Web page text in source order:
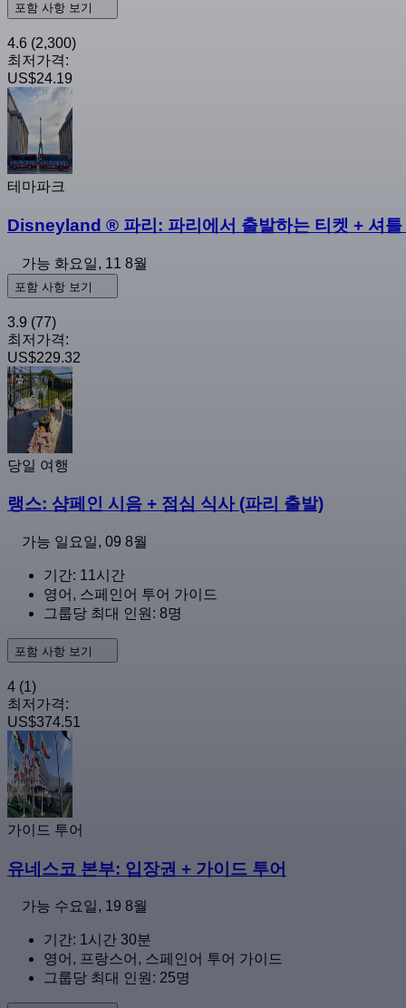
포함 사항 보기
4.6 (2,300)
최저가격:
US$24.19
테마파크
Disneyland ® 파리: 파리에서 출발하는 티켓 + 셔틀
가능 화요일, 11 8월
포함 사항 보기
3.9 (77)
최저가격:
US$229.32
당일 여행
랭스: 샴페인 시음 + 점심 식사 (파리 출발)
가능 일요일, 09 8월
기간: 11시간
영어, 스페인어 투어 가이드
그룹당 최대 인원: 8명
포함 사항 보기
4 (1)
최저가격:
US$374.51
가이드 투어
유네스코 본부: 입장권 + 가이드 투어
가능 수요일, 19 8월
기간: 1시간 30분
영어, 프랑스어, 스페인어 투어 가이드
그룹당 최대 인원: 25명